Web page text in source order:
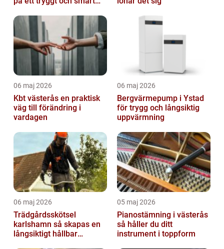
06 maj 2026
Kbt västerås en praktisk
väg till förändring i
vardagen
06 maj 2026
Bergvärmepump i Ystad
för trygg och långsiktig
uppvärmning
06 maj 2026
Trädgårdsskötsel
karlshamn så skapas en
långsiktigt hållbar
05 maj 2026
Pianostämning i västerås
så håller du ditt
instrument i toppform